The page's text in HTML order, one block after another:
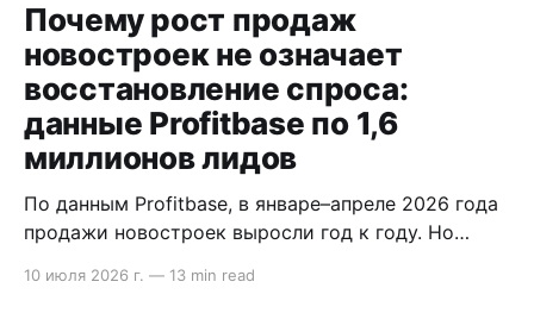
Почему рост продаж
новостроек не означает
восстановление спроса:
данные Profitbase по 1,6
миллионов лидов
По данным Profitbase, в январе–апреле 2026 года
продажи новостроек выросли год к году. Но
10 июля 2026 г. — 13 min read